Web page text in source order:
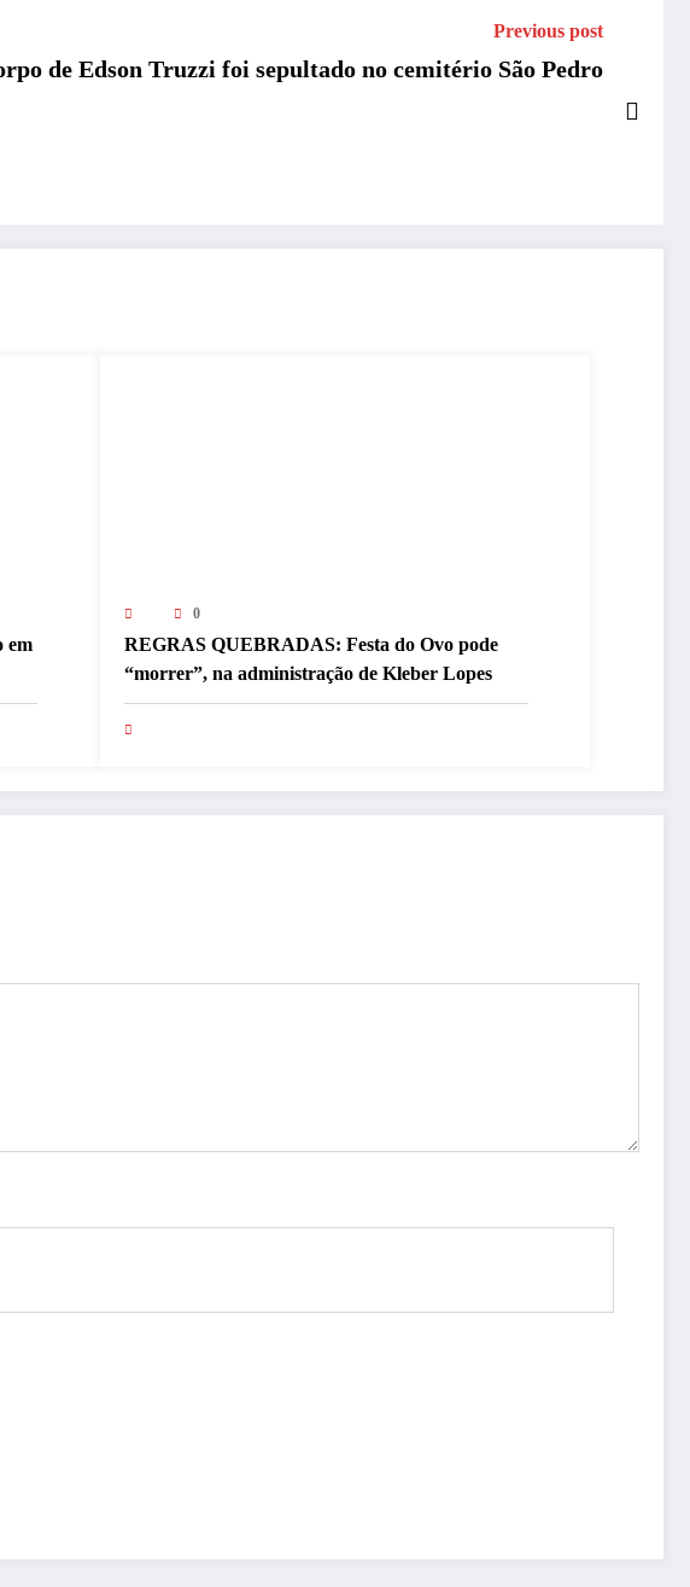
Previous post
de Edson Truzzi foi sepultado no cemitério São Pedro
em
0
REGRAS QUEBRADAS: Festa do Ovo pode
“morrer”, na administração de Kleber Lopes